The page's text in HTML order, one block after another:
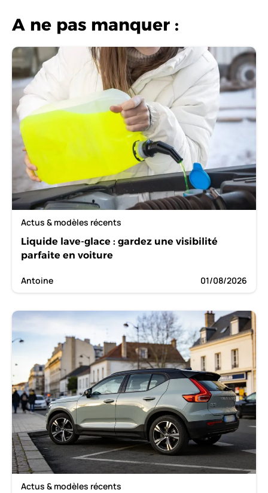
A ne pas manquer :
Actus & modèles récents
Liquide lave-glace : gardez une visibilité
parfaite en voiture
Antoine 01/08/2026
Actus & modèles récents